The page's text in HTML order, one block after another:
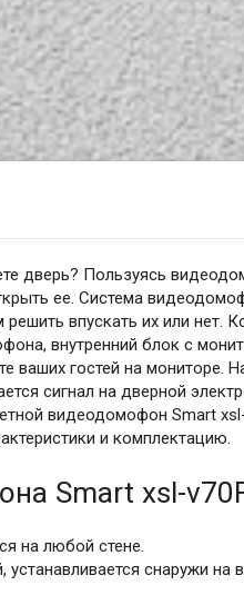
дверь? Пользуясь
ее. Система
впускать их или нет.
внутренний блок с
ваших гостей на мониторе.
сигнал на дверной
видеодомофон Smart
и комплектацию.
Smart xsl-
на любой стене.
снаружи на